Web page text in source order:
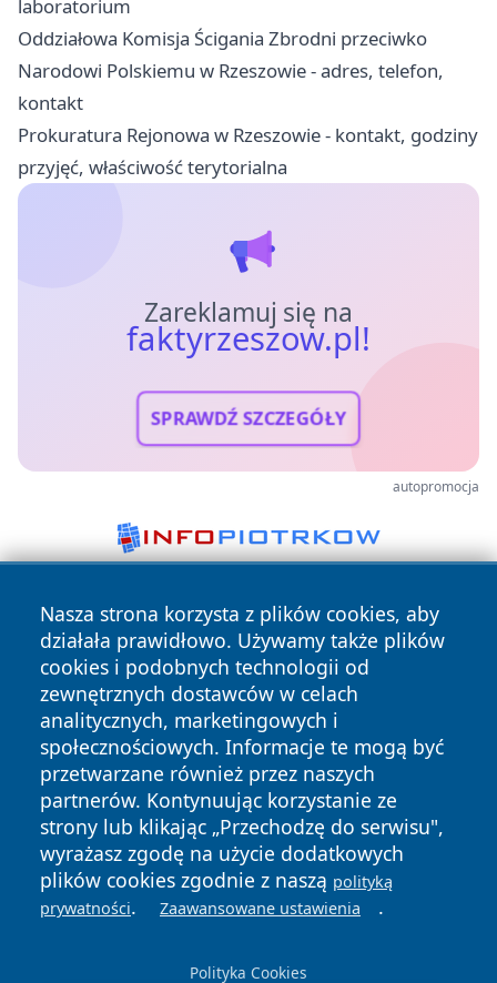
laboratorium
Oddziałowa Komisja Ścigania Zbrodni przeciwko
Narodowi Polskiemu w Rzeszowie - adres, telefon,
kontakt
Prokuratura Rejonowa w Rzeszowie - kontakt, godziny
przyjęć, właściwość terytorialna
Zareklamuj się na
faktyrzeszow.pl!
SPRAWDŹ SZCZEGÓŁY
autopromocja
Nasza strona korzysta z plików cookies, aby
działała prawidłowo. Używamy także plików
cookies i podobnych technologii od
zewnętrznych dostawców w celach
analitycznych, marketingowych i
społecznościowych. Informacje te mogą być
przetwarzane również przez naszych
partnerów. Kontynuując korzystanie ze
strony lub klikając „Przechodzę do serwisu",
wyrażasz zgodę na użycie dodatkowych
plików cookies zgodnie z naszą polityką
prywatności. Zaawansowane ustawienia .
Polityka Cookies
Copyright © 2026 faktyrzeszow.pl Wszystkie prawa
zastrzeżone.
News Autorzy
Polityka
Prywatności
Polityka
Cookies